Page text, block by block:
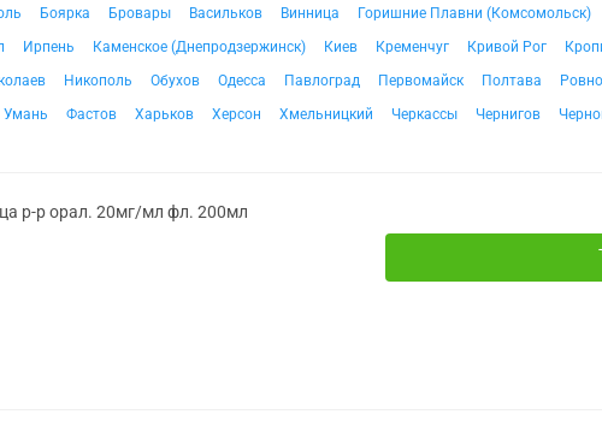
Боярка Бровары Васильков Винница Горишние Плавни (Комсомольск)
Ирпень Каменское (Днепродзержинск) Киев Кременчуг Кривой Рог
Никополь Обухов Одесса Павлоград Первомайск Полтава Ровно
Умань Фастов Харьков Херсон Хмельницкий Черкассы Чернигов
р-р орал. 20мг/мл фл. 200мл